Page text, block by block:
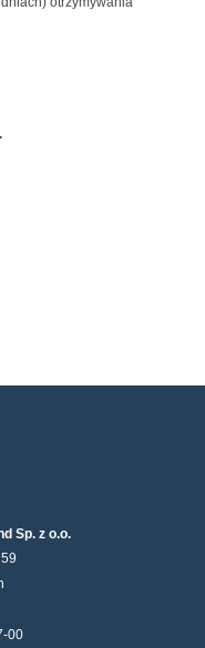
Sp. z o.o.
00